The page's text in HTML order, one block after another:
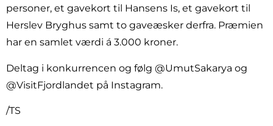
personer, et gavekort til Hansens Is, et gavekort til
Herslev Bryghus samt to gaveæsker derfra. Præmien
har en samlet værdi á 3.000 kroner.
Deltag i konkurrencen og følg @UmutSakarya og
@VisitFjordlandet på Instagram.
/TS